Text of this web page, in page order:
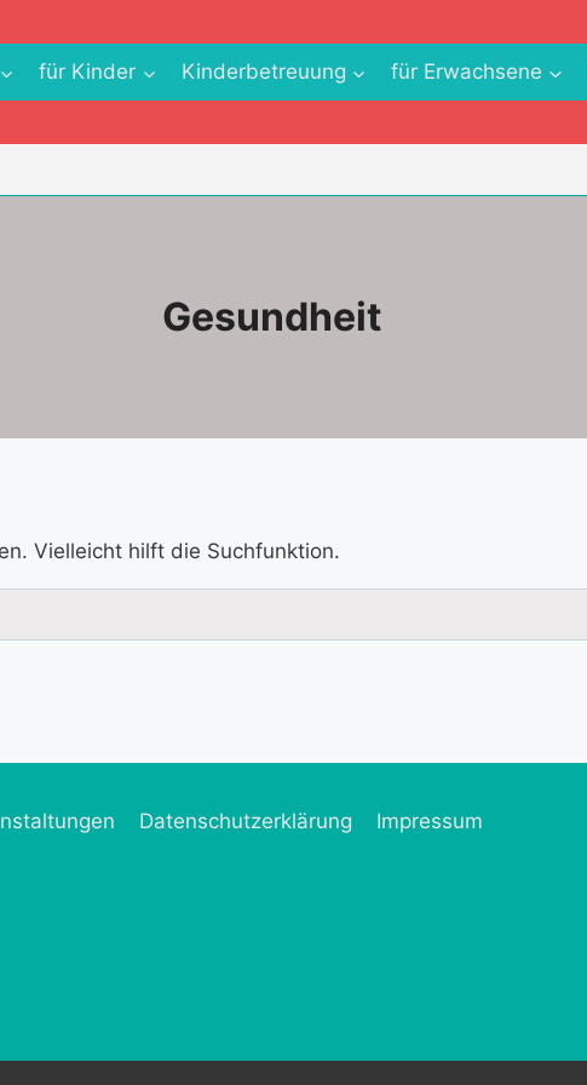
für Kinder Kinderbetreuung für Erwachsene
Gesundheit
Vielleicht hilft die Suchfunktion.
Datenschutzerklärung Impressum